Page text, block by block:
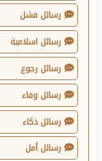
رسائل فشل
رسائل اسلامية
رسائل رجوع
رسائل وفاء
رسائل ذكاء
رسائل أمل